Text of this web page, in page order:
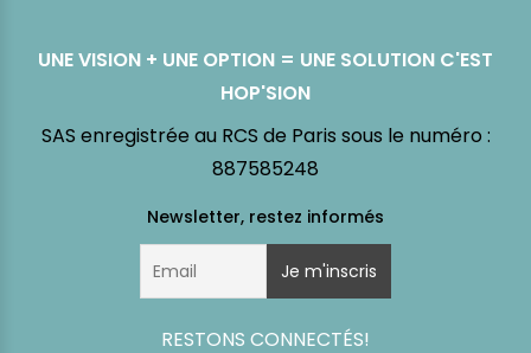
UNE VISION + UNE OPTION = UNE SOLUTION C'EST
HOP'SION
SAS enregistrée au RCS de Paris sous le numéro :
887585248
RESTONS CONNECTÉS!